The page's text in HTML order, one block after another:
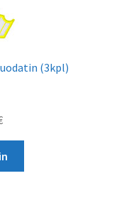
(3kpl)
Nykyinen
on:
20,65 €.